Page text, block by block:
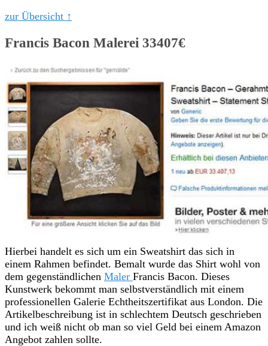
zur Übersicht ↑
Francis Bacon Malerei 33407€
Hierbei handelt es sich um ein Sweatshirt das sich in
einem Rahmen befindet. Bemalt wurde das Shirt wohl von
dem gegenständlichen Maler Francis Bacon. Dieses
Kunstwerk bekommt man selbstverständlich mit einem
professionellen Galerie Echtheitszertifikat aus London. Die
Artikelbeschreibung ist in schlechtem Deutsch geschrieben
und ich weiß nicht ob man so viel Geld bei einem Amazon
Angebot zahlen sollte.